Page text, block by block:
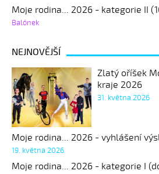
Moje rodina... 2026 - kategorie II
Balónek
NEJNOVĚJŠÍ
Zlatý oříšek
kraje 2026
31. května 2026
Moje rodina... 2026 - vyhlášení
19. května 2026
Moje rodina... 2026 - kategorie I